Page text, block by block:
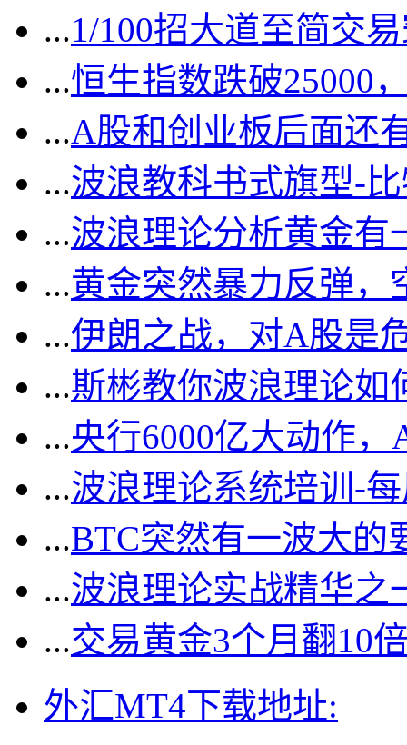
...1/100招大道至简交
...恒生指数跌破25000
...A股和创业板后面还
...波浪教科书式旗型-
...波浪理论分析黄金有
...黄金突然暴力反弹，
...伊朗之战，对A股是
...斯彬教你波浪理论如
...央行6000亿大动作
...波浪理论系统培训-
...BTC突然有一波大的
...波浪理论实战精华
...交易黄金3个月翻10
外汇MT4下载地址: